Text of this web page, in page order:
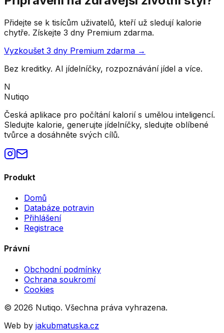
Přidejte se k tisícům uživatelů, kteří už sledují kalorie
chytře. Získejte 3 dny Premium zdarma.
Vyzkoušet 3 dny Premium zdarma →
Bez kreditky. AI jídelníčky, rozpoznávání jídel a více.
N
Nutiqo
Česká aplikace pro počítání kalorií s umělou inteligencí.
Sledujte kalorie, generujte jídelníčky, sledujte oblíbené
tvůrce a dosáhněte svých cílů.
Produkt
Domů
Databáze potravin
Přihlášení
Registrace
Právní
Obchodní podmínky
Ochrana soukromí
Cookies
© 2026 Nutiqo. Všechna práva vyhrazena.
Web by jakubmatuska.cz